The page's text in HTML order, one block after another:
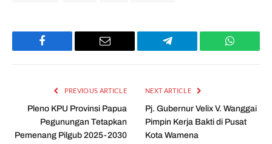
Facebook Email Telegram
PREVIOUS ARTICLE
Pleno KPU Provinsi Papua
Pegunungan Tetapkan
Pemenang Pilgub 2025-2030
NEXT ARTICLE
Pj. Gubernur Velix V. Wanggai
Pimpin Kerja Bakti di Pusat
Kota Wamena